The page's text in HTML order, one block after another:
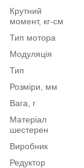
Крутний
момент, кг-см
Тип мотора
Модуляція
Тип
Розміри, мм
Вага, г
Матеріал
шестерен
Виробник
Редуктор